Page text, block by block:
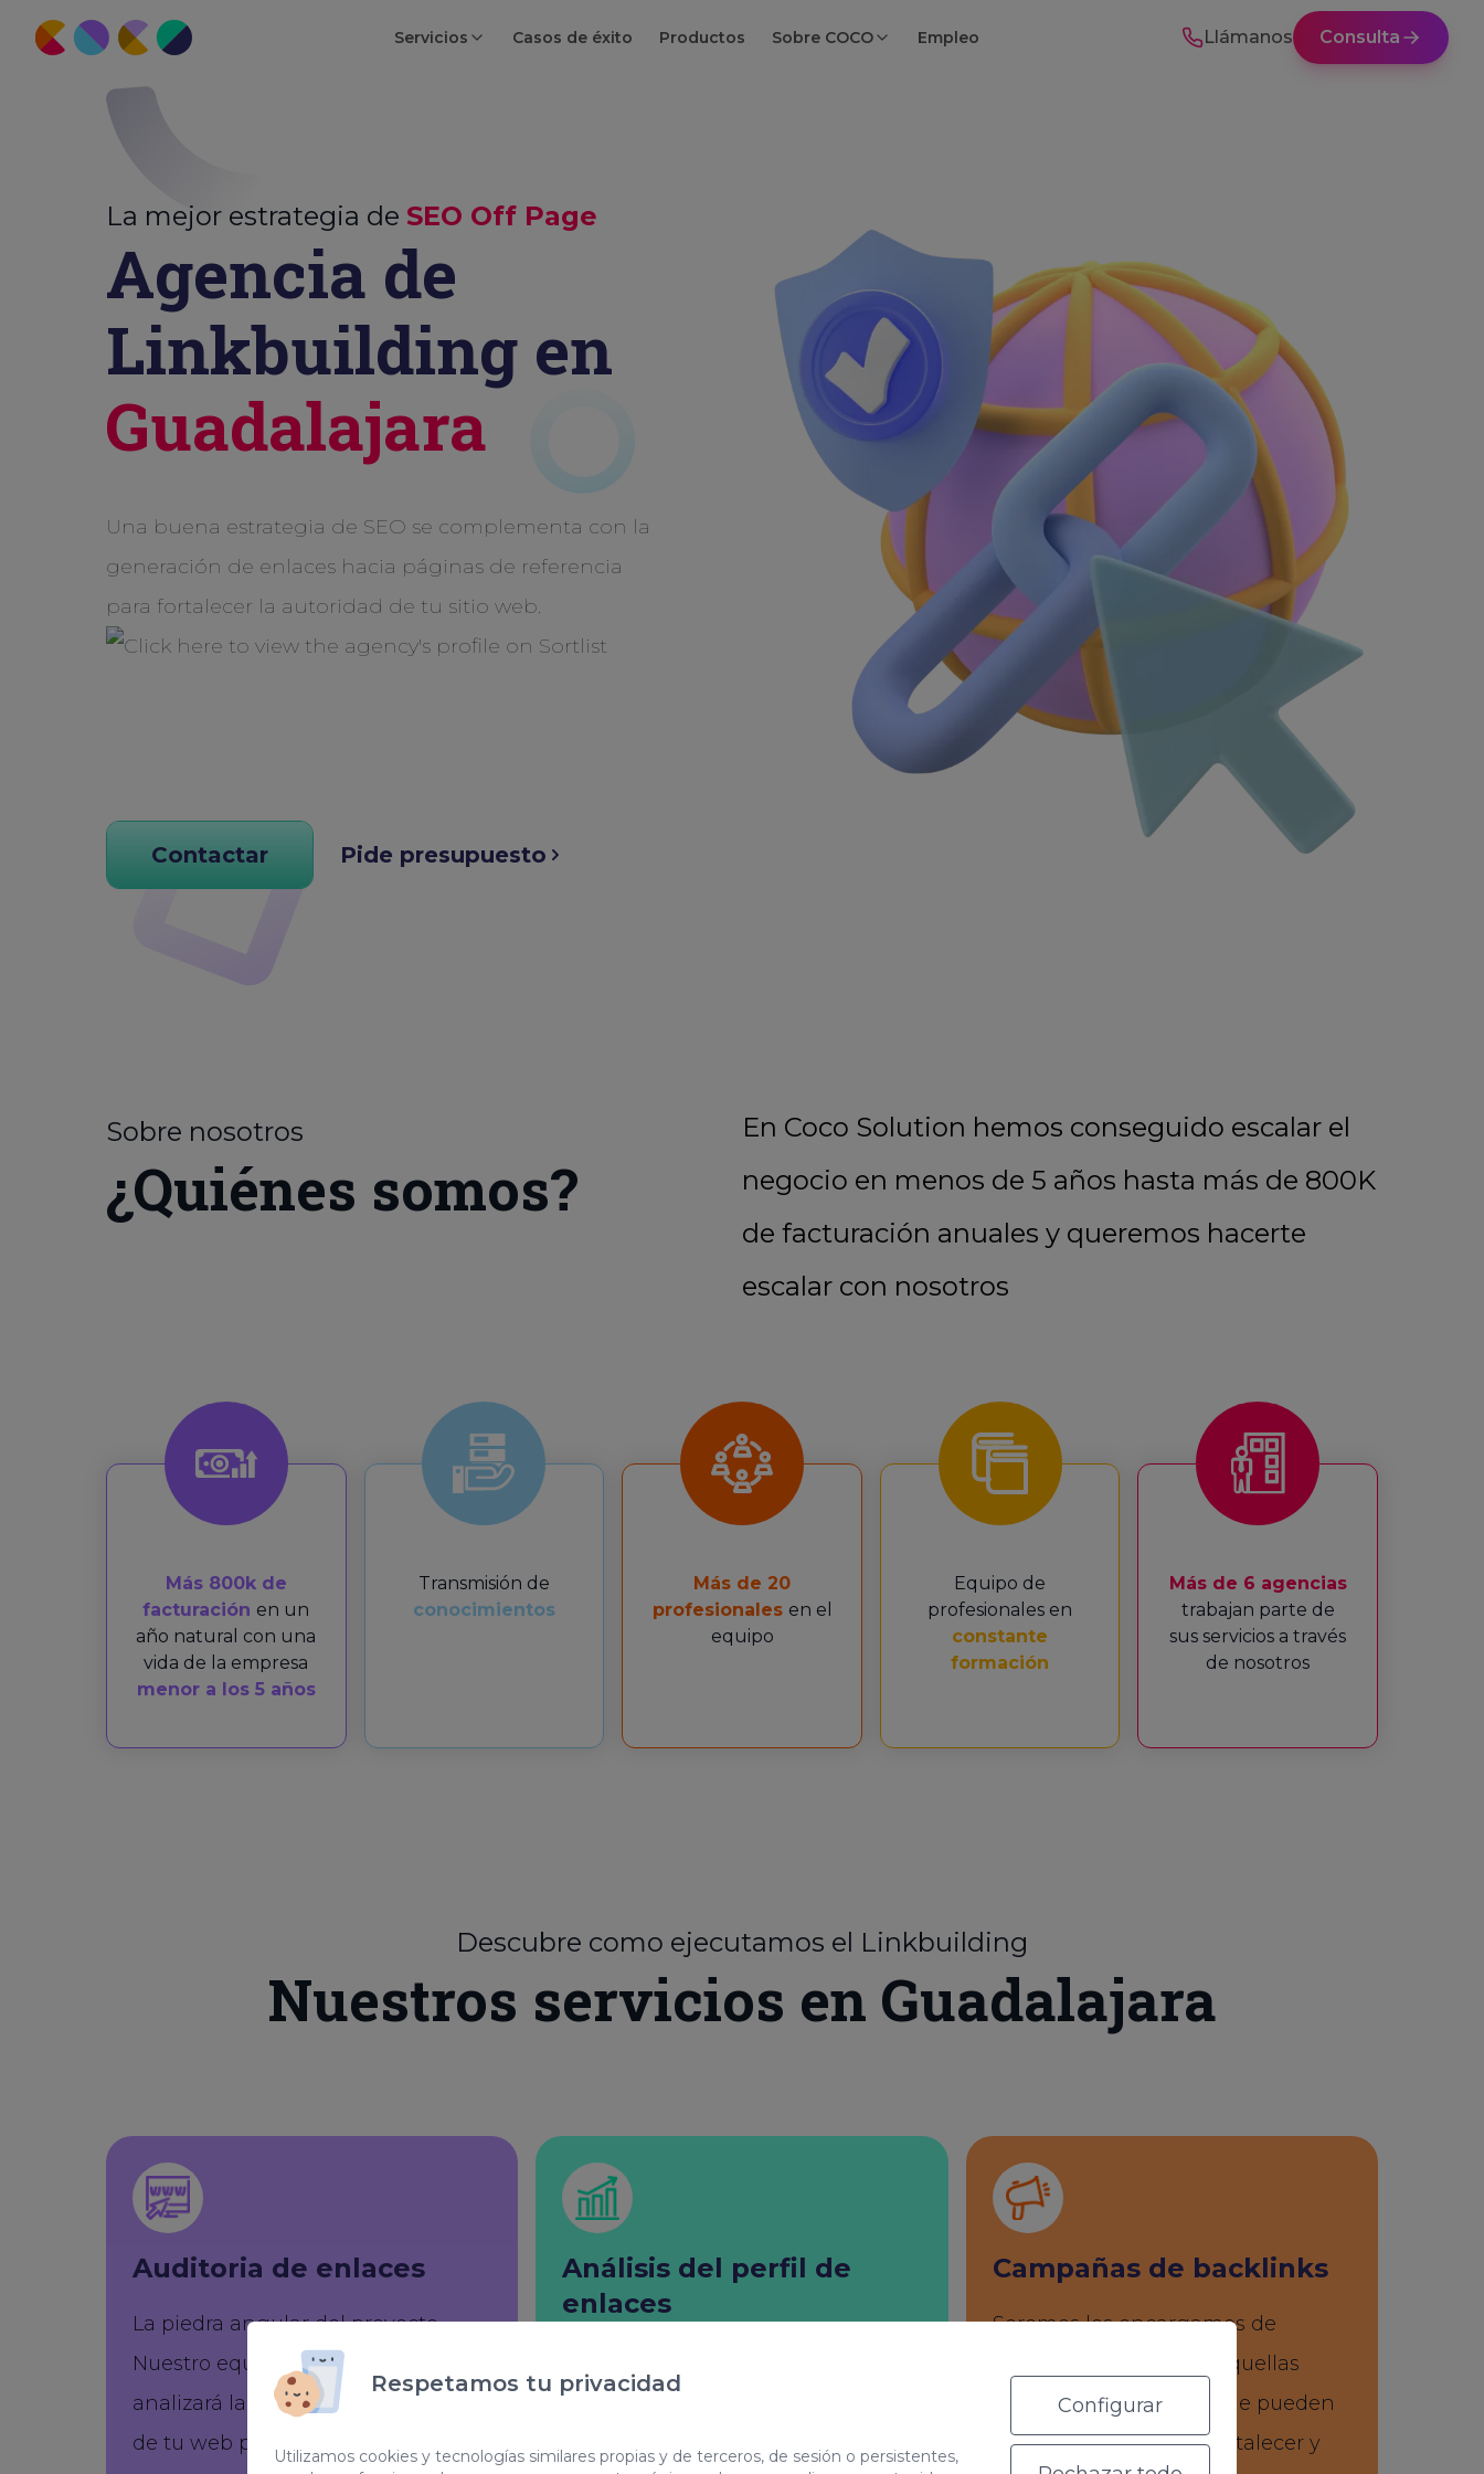
Respetamos tu privacidad
Utilizamos cookies y tecnologías similares propias y de terceros, de sesión o persistentes,
Configurar
Servicios Casos de éxito Productos Sobre COCO Empleo Llámanos Consulta
La mejor estrategia de SEO Off Page
Agencia de
Linkbuilding en
Guadalajara
Una buena estrategia de SEO se complementa con la
generación de enlaces hacia páginas de referencia
para fortalecer la autoridad de tu sitio web.
Contactar Pide presupuesto
Sobre nosotros
¿Quiénes somos?
En Coco Solution hemos conseguido escalar el
negocio en menos de 5 años hasta más de 800K
de facturación anuales y queremos hacerte
escalar con nosotros
Más 800k de
facturación en un
año natural con una
vida de la empresa
menor a los 5 años
Transmisión de
conocimientos
Más de 20
profesionales en el
equipo
Equipo de
profesionales en
constante
formación
Más de 6 agencias
trabajan parte de
sus servicios a través
de nosotros
Descubre como ejecutamos el Linkbuilding
Nuestros servicios en Guadalajara
Auditoria de enlaces
La piedra angular del proyecto.
Nuestro equipo de expertos,
analizará la calidad de los enlaces
de tu web para detectar los enlaces
Análisis del perfil de
enlaces
analizar cada enlace que esté
Campañas de backlinks
Seremos los encargamos de
estudiar y seleccionar aquellas
webs, medios y blogs que pueden
ser interesantes para fortalecer y